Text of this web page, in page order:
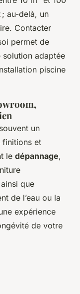
au-delà, un
Contacter
permet de
adaptée
piscine
un
finitions et
le dépannage,
ainsi que
de l’eau ou la
expérience
de votre